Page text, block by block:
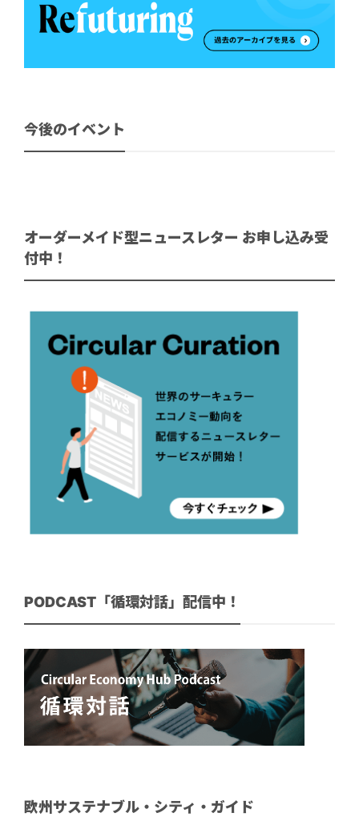
今後のイベント
オーダーメイド型ニュースレター お申し込み受
付中！
PODCAST「循環対話」配信中！
欧州サステナブル・シティ・ガイド